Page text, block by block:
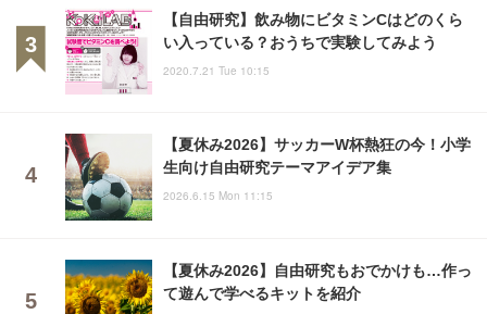
【自由研究】飲み物にビタミンCはどのくら
い入っている？おうちで実験してみよう
2020.7.21 Tue 10:15
【夏休み2026】サッカーW杯熱狂の今！小学
生向け自由研究テーマアイデア集
2026.6.15 Mon 11:15
【夏休み2026】自由研究もおでかけも…作っ
て遊んで学べるキットを紹介